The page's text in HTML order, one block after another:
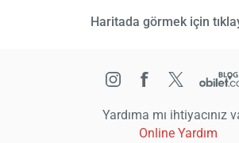
Haritada görmek için
Yardıma mı ihtiyacınız
Online Yardım